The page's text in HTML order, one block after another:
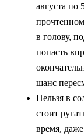
августа по
в голову,
попасть
шанс
Нельзя в
стоит
время, даже